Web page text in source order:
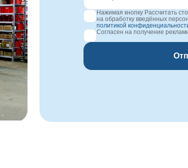
Нажимая кнопку Рассчитать
на обработку введённых
политикой
Согласен на получение